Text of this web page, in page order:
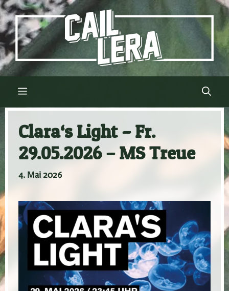
Zum
Inhalt
springen
Menü
Clara‘s Light – Fr.
29.05.2026 – MS Treue
4. Mai 2026